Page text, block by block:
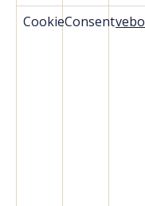
CookieConsent